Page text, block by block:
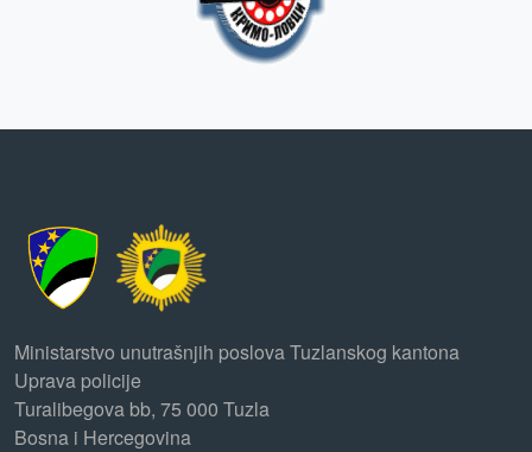
Ministarstvo unutrašnjih poslova Tuzlanskog kantona
Uprava policije
Turalibegova bb, 75 000 Tuzla
Bosna i Hercegovina